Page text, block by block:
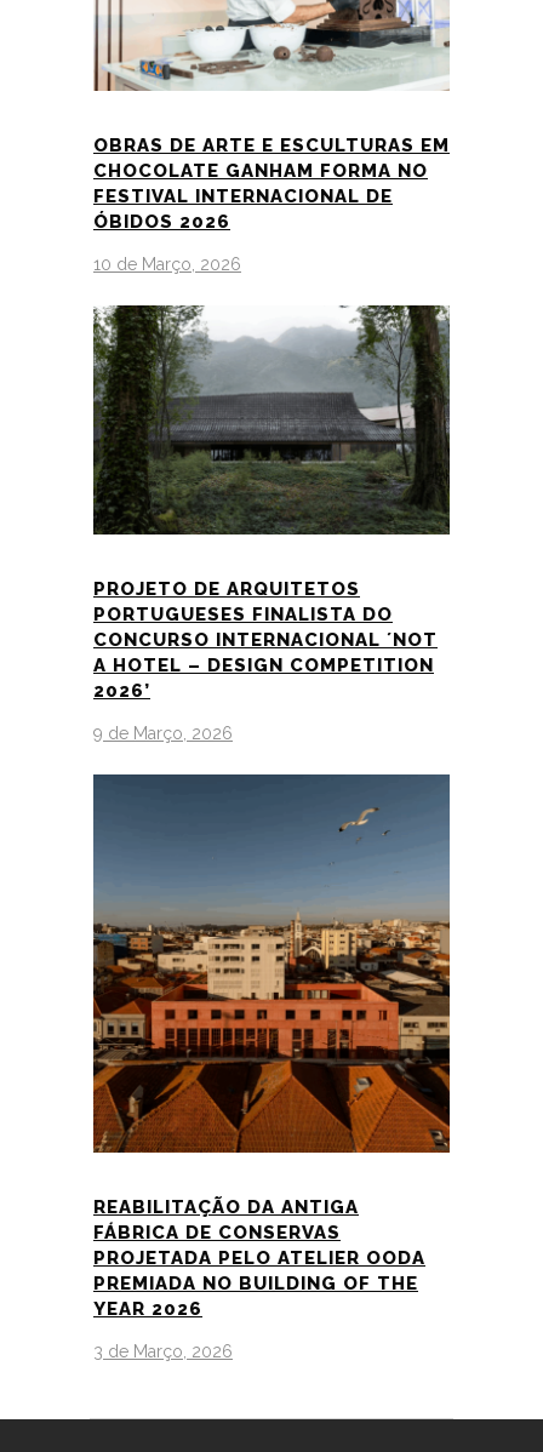
OBRAS DE ARTE E ESCULTURAS EM
CHOCOLATE GANHAM FORMA NO
FESTIVAL INTERNACIONAL DE
ÓBIDOS 2026
10 de Março, 2026
PROJETO DE ARQUITETOS
PORTUGUESES FINALISTA DO
CONCURSO INTERNACIONAL ´NOT
A HOTEL – DESIGN COMPETITION
2026’
9 de Março, 2026
REABILITAÇÃO DA ANTIGA
FÁBRICA DE CONSERVAS
PROJETADA PELO ATELIER OODA
PREMIADA NO BUILDING OF THE
YEAR 2026
3 de Março, 2026